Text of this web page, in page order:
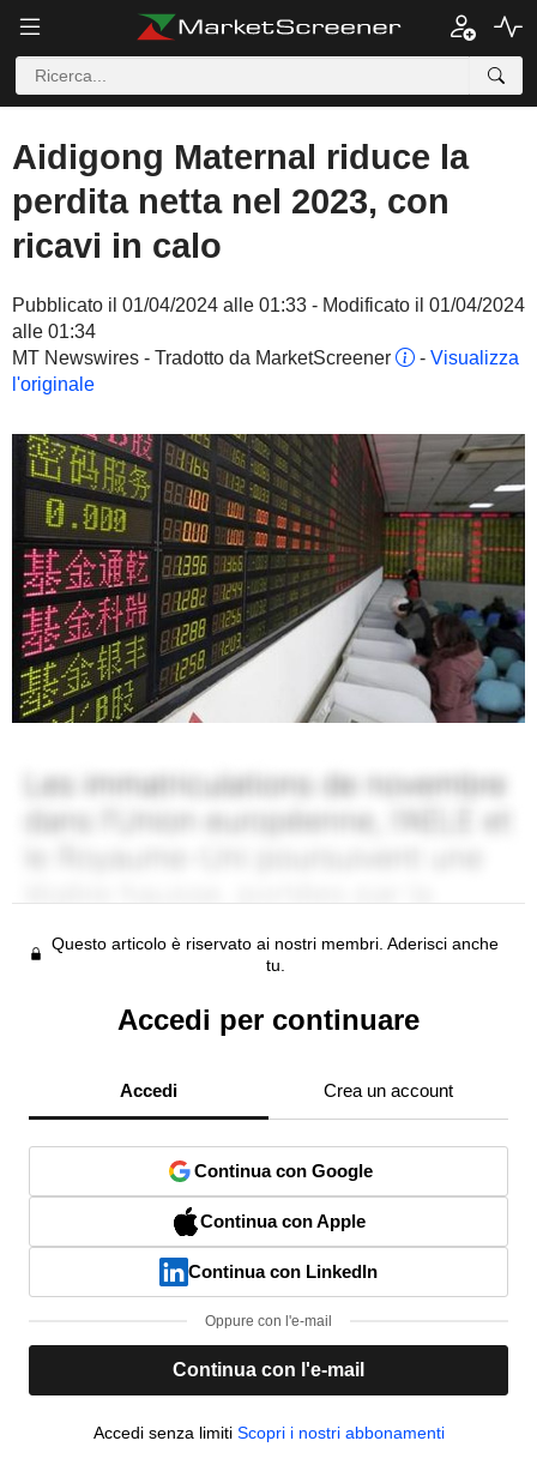
Aidigong Maternal riduce la
perdita netta nel 2023, con
ricavi in calo
Pubblicato il 01/04/2024 alle 01:33 - Modificato il 01/04/2024
alle 01:34
MT Newswires - Tradotto da MarketScreener
- Visualizza
l'originale
Questo articolo è riservato ai nostri membri. Aderisci anche
tu.
Accedi per continuare
Accedi Crea un account
Continua con Google
Continua con Apple
Continua con LinkedIn
Oppure con l'e-mail
Continua con l'e-mail
Accedi senza limiti Scopri i nostri abbonamenti